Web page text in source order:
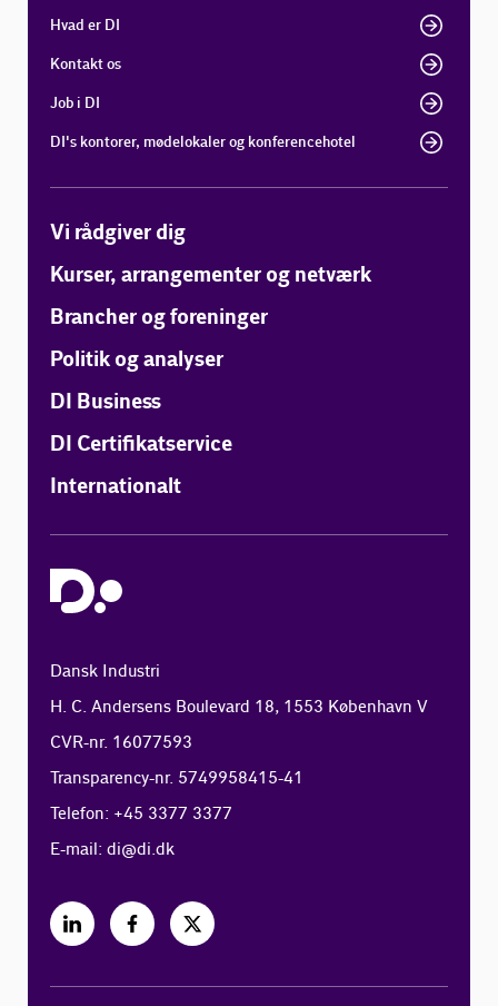
Hvad er DI
Kontakt os
Job i DI
DI's kontorer, mødelokaler og konferencehotel
Vi rådgiver dig
Kurser, arrangementer og netværk
Brancher og foreninger
Politik og analyser
DI Business
DI Certifikatservice
Internationalt
Dansk Industri
H. C. Andersens Boulevard 18, 1553 København V
CVR-nr. 16077593
Transparency-nr. 5749958415-41
Telefon: +45 3377 3377
E-mail:di@di.dk